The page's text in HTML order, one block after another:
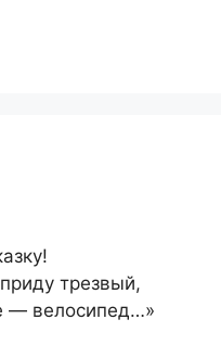
трезвый,
— велосипед…»